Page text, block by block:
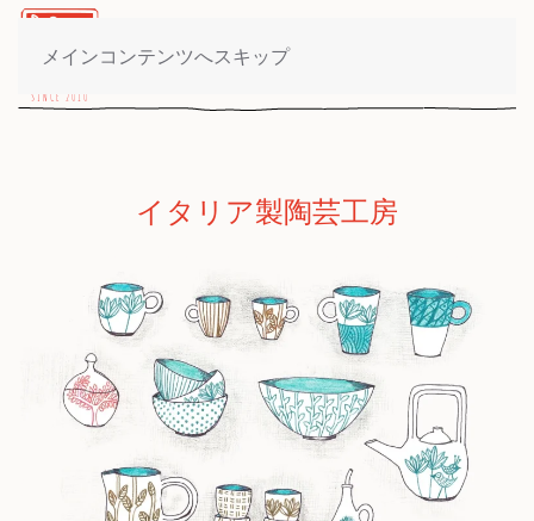
メインコンテンツへスキップ
イタリア製陶芸工房